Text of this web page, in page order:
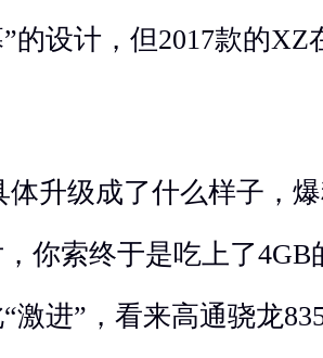
的设计，但2017款的
体升级成了什么样子，
你索终于是吃上了4GB
激进”，看来高通骁龙